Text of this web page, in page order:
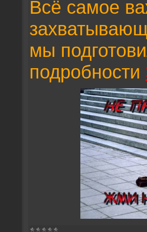
Всё самое
мы
подробности